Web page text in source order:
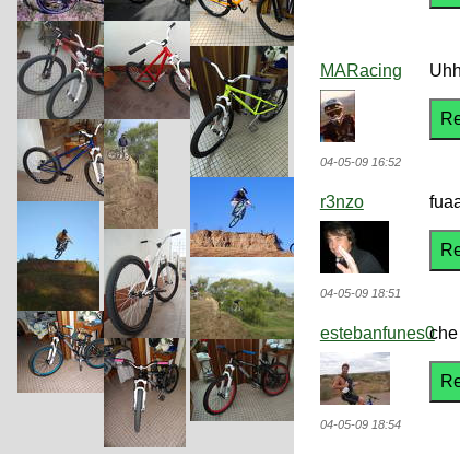
MARacing
04-05-09 16:52
r3nzo
04-05-09 18:51
estebanfunes0
04-05-09 18:54